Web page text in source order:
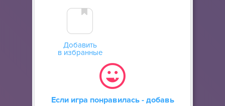
Добавить
в избранные
Если игра понравилась - добавь